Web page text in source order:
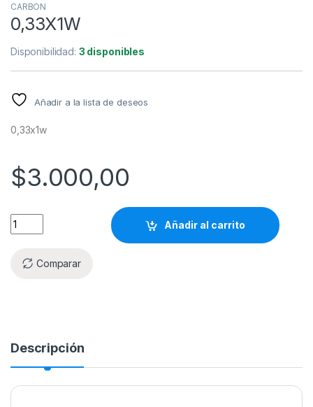
CARBON
0,33X1W
Disponibilidad: 3 disponibles
Añadir a la lista de deseos
0,33x1w
$3.000,00
Añadir al carrito
Comparar
Descripción